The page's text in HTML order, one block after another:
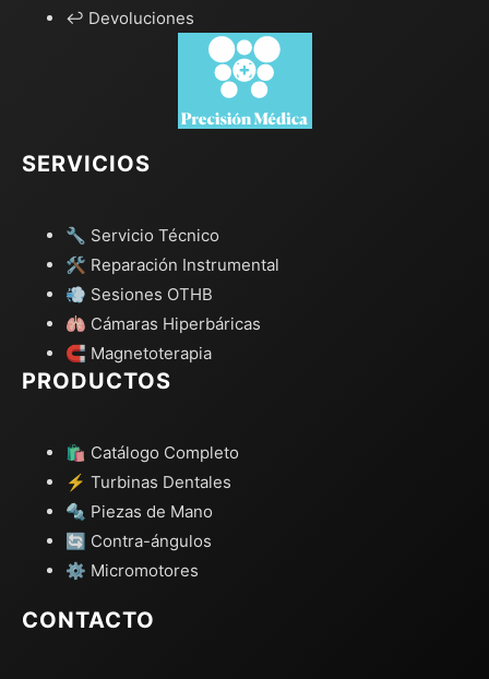
↩️ Devoluciones
SERVICIOS
🔧 Servicio Técnico
🛠️ Reparación Instrumental
💨 Sesiones OTHB
🫁 Cámaras Hiperbáricas
🧲 Magnetoterapia
PRODUCTOS
🛍️ Catálogo Completo
⚡ Turbinas Dentales
🔩 Piezas de Mano
🔄 Contra-ángulos
⚙️ Micromotores
CONTACTO